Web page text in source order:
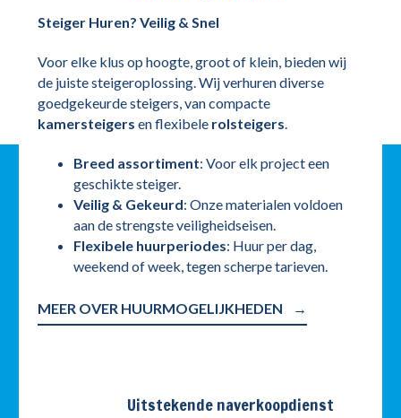
Steiger Huren? Veilig & Snel
Voor elke klus op hoogte, groot of klein, bieden wij
de juiste steigeroplossing. Wij verhuren diverse
goedgekeurde steigers, van compacte
kamersteigers en flexibele rolsteigers.
Breed assortiment: Voor elk project een
geschikte steiger.
Veilig & Gekeurd: Onze materialen voldoen
aan de strengste veiligheidseisen.
Flexibele huurperiodes: Huur per dag,
weekend of week, tegen scherpe tarieven.
MEER OVER HUURMOGELIJKHEDEN
Uitstekende naverkoopdienst